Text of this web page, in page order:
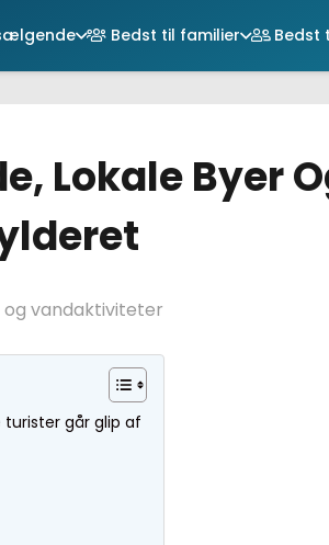
Bedst til familier Bedst
Lokale Byer
og vandaktiviteter
går glip af